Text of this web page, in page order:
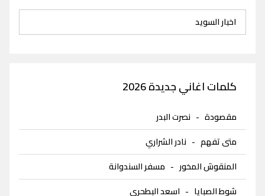
اخبار السويد
كلمات اغاني جديدة 2026
مقصودة - نصرت البدر
متى تفهم - نادر الشراري
المنقوش المخور - مسفر السندوانة
شوط الصبايا - اسعد البطحري